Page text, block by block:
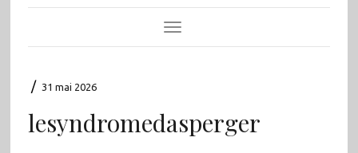
Toggle
Navigation
/ 31 mai 2026
lesyndromedasperger